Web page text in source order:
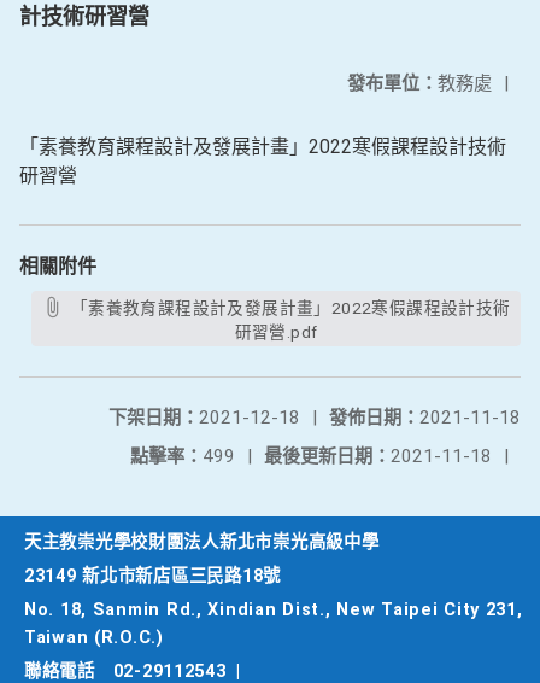
計技術研習營
發布單位： 教務處 |
「素養教育課程設計及發展計畫」2022寒假課程設計技術
研習營
相關附件
研習營.pdf
發佈日期： 2021-11-18
下架日期： 2021-12-18
|
最後更新日期： 2021-11-18 |
點擊率： 499 |
天主教崇光學校財團法人新北市崇光高級中學
23149 新北市新店區三民路18號
No. 18, Sanmin Rd., Xindian Dist., New Taipei City 231,
Taiwan (R.O.C.)
聯絡電話
02-29112543